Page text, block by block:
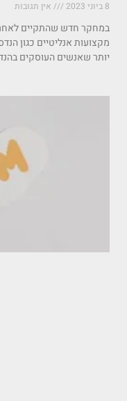
8 ביוני 2023 אין תגובות
במחקר חדש שהתקיים
מקצועות אנליטיים כגון
יותר שאנשים העוסקים